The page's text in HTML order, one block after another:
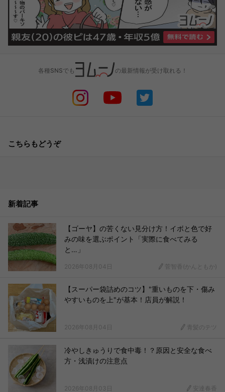
各種SNSでも の最新情報が受け取れる！
こちらもどうぞ
新着記事
【ゴーヤ】の苦くない見分け方！イボと色で好
みの味を選ぶポイント「実際に食べてみる
と…」
2026年08月04日 菅智香(かんともか)
【スーパー袋詰めのコツ】"重いものを下・傷み
やすいものを上"が基本！店員が解説！
2026年08月04日 青髪のテツ
冷やしきゅうりで食中毒！？原因と安全な食べ
方・浅漬けの注意点
2026年08月03日 安達春香